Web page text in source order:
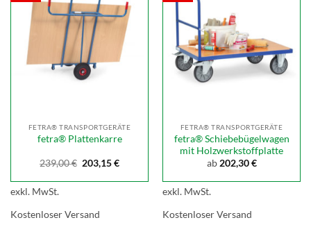
FETRA® TRANSPORTGERÄTE
fetra® Plattenkarre
239,00€ Ursprünglicher
Preis
war:
203,15€Aktueller
ist:
exkl. MwSt.
Kostenloser Versand
FETRA® TRANSPORTGERÄTE
fetra® Schiebebügelwagen
mit Holzwerkstoffplatte
ab 202,30€
exkl. MwSt.
Kostenloser Versand